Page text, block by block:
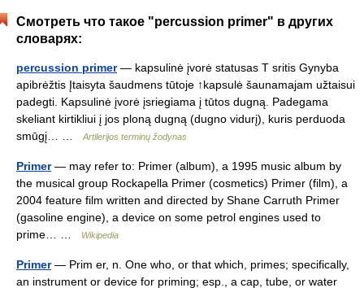
Смотреть что такое "percussion primer" в других
словарях:
percussion primer— kapsulinė įvorė statusas T sritis Gynyba
apibrėžtis Įtaisyta šaudmens tūtoje ↑kapsulė šaunamajam užtaisui
padegti. Kapsulinė įvorė įsriegiama į tūtos dugną. Padegama
skeliant kirtikliui į jos ploną dugną (dugno vidurį), kuris perduoda
smūgį… …
Artilerijos terminų žodynas
Primer— may refer to: Primer (album), a 1995 music album by
the musical group Rockapella Primer (cosmetics) Primer (film), a
2004 feature film written and directed by Shane Carruth Primer
(gasoline engine), a device on some petrol engines used to
prime… …
Wikipedia
Primer— Prim er, n. One who, or that which, primes; specifically,
an instrument or device for priming; esp., a cap, tube, or water